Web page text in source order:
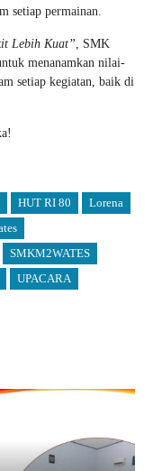
setiap permainan.
Lebih Kuat”, SMK
menanamkan nilai-
setiap kegiatan, baik di
HUT RI 80
Lorena
SMKM2WATES
UPACARA